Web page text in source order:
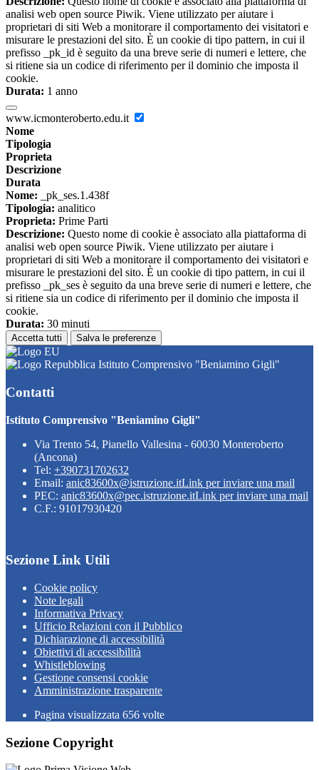
analisi web open source Piwik. Viene utilizzato per aiutare i
proprietari di siti Web a monitorare il comportamento dei visitatori e
misurare le prestazioni del sito. È un cookie di tipo pattern, in cui il
prefisso _pk_id è seguito da una breve serie di numeri e lettere, che
si ritiene sia un codice di riferimento per il dominio che imposta il
cookie.
Durata: 1 anno
www.icmonteroberto.edu.it
Nome
Tipologia
Proprieta
Descrizione
Durata
Nome: _pk_ses.1.438f
Tipologia: analitico
Proprieta: Prime Parti
Descrizione: Questo nome di cookie è associato alla piattaforma di
analisi web open source Piwik. Viene utilizzato per aiutare i
proprietari di siti Web a monitorare il comportamento dei visitatori e
misurare le prestazioni del sito. È un cookie di tipo pattern, in cui il
prefisso _pk_ses è seguito da una breve serie di numeri e lettere, che
si ritiene sia un codice di riferimento per il dominio che imposta il
cookie.
Durata: 30 minuti
Accetta tutti Salva le preferenze
Istituto Comprensivo "Beniamino Gigli"
Contatti
Istituto Comprensivo "Beniamino Gigli"
Via Trento 54, Pianello Vallesina - 60030 Monteroberto
(Ancona)
Tel: +390731702632
Email: anic83600x@istruzione.itLink per inviare una mail
PEC: anic83600x@pec.istruzione.itLink per inviare una mail
C.F.: 91017930420
Sezione Link Utili
Cookie policy
Note legali
Informativa Privacy
Ufficio Relazioni con il Pubblico
Dichiarazione di accessibilità
Obiettivi di accessibilità
Whistleblowing
Gestione consensi cookie
Amministrazione trasparente
Pagina visualizzata 656 volte
Sezione Copyright